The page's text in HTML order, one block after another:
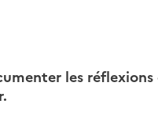
les